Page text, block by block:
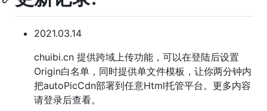
2021.03.14
chuibi.cn 提供跨域上传功能，可以在登陆后设置
Origin白名单，同时提供单文件模板，让你两分钟内
把autoPicCdn部署到任意Html托管平台。更多内容
请登录后查看。